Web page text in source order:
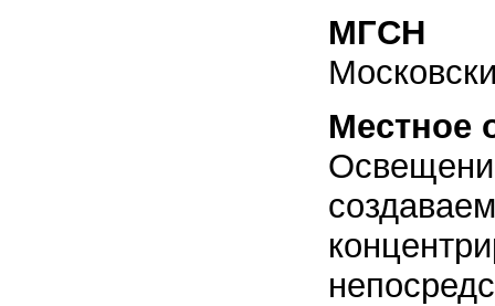
МГСН
Местное